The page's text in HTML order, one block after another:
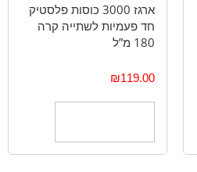
ארגז 3000 כוסות פלסטיק
חד פעמיות לשתייה קרה
180 מ”ל
₪119.00